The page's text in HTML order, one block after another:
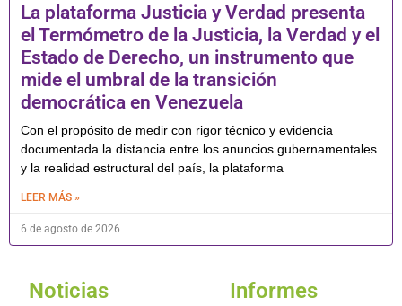
La plataforma Justicia y Verdad presenta
el Termómetro de la Justicia, la Verdad y el
Estado de Derecho, un instrumento que
mide el umbral de la transición
democrática en Venezuela
Con el propósito de medir con rigor técnico y evidencia
documentada la distancia entre los anuncios gubernamentales
y la realidad estructural del país, la plataforma
LEER MÁS »
6 de agosto de 2026
Noticias Informes